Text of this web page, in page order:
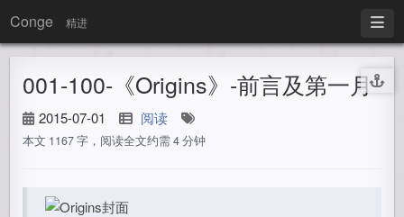
Conge 精进
001-100-《Origins》-前言及第一月
2015-07-01 阅读
本文 1167 字，阅读全文约需 4 分钟